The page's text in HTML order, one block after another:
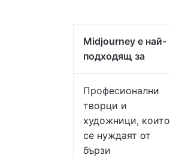
Midjourney е най-
подходящ за
Професионални
творци и
художници, които
се нуждаят от
бързи